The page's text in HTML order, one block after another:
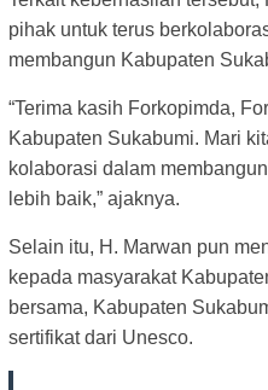
pihak untuk terus
membangun Kabupaten
“Terima kasih Forkopimda,
Kabupaten Sukabumi. Mari
kolaborasi dalam
lebih baik,” ajaknya.
Selain itu, H. Marwan pun
kepada masyarakat
bersama, Kabupaten
sertifikat dari Unesco.